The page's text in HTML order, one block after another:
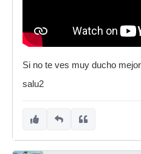
Si no te ves muy ducho
salu2